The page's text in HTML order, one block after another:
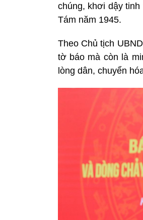
chúng, khơi dậy
Tám năm 1945.
Theo Chủ tịch
tờ báo mà còn là
lòng dân, chuyển